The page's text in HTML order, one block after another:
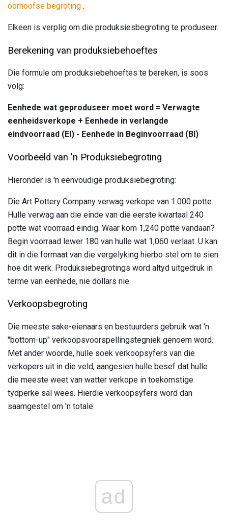
oorhoofse begroting .
Elkeen is verplig om die produksiesbegroting te produseer.
Berekening van produksiebehoeftes
Die formule om produksiebehoeftes te bereken, is soos
volg:
Eenhede wat geproduseer moet word = Verwagte
eenheidsverkope + Eenhede in verlangde
eindvoorraad (EI) - Eenhede in Beginvoorraad (BI)
Voorbeeld van 'n Produksiebegroting
Hieronder is 'n eenvoudige produksiebegroting:
Die Art Pottery Company verwag verkope van 1.000 potte.
Hulle verwag aan die einde van die eerste kwartaal 240
potte wat voorraad eindig. Waar kom 1,240 potte vandaan?
Begin voorraad lewer 180 van hulle wat 1,060 verlaat. U kan
dit in die formaat van die vergelyking hierbo stel om te sien
hoe dit werk. Produksiebegrotings word altyd uitgedruk in
terme van eenhede, nie dollars nie.
Verkoopsbegroting
Die meeste sake-eienaars en bestuurders gebruik wat 'n
"bottom-up" verkoopsvoorspellingstegniek genoem word.
Met ander woorde, hulle soek verkoopsyfers van die
verkopers uit in die veld, aangesien hulle besef dat hulle
die meeste weet van watter verkope in toekomstige
tydperke sal wees. Hierdie verkoopsyfers word dan
saamgestel om 'n totale
ad